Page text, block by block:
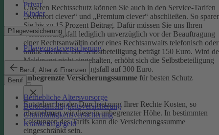
Privat
Kinder
Pflegeversicherung
Pflegezusatzversicherung
Beruf, Alter & Finanzen
Beruf
Betriebliche Altersvorsorge
Berufsunfähigkeitsversicherung
Grundfähigkeitsversicherung
Krankentagegeld
Unseren Rechtsschutz können Sie auch in den Service-Tarifen
„Komfort clever“ und „Premium clever“ abschließen. So
Sie bis zu 15 Prozent Beitrag. Dafür müssen Sie uns Ihren
Versicherungsfall lediglich unverzüglich vor der Beauftragung
einer Rechtsanwältin oder eines Rechtsanwalts telefonisch oder
online melden. Die Selbstbeteiligung beträgt 150 Euro. Wird
Meldeweg nicht eingehalten, erhöht sich die Selbstbeteiligung
für diesen Versicherungsfall auf 300 Euro.
unbegrenzte Versicherungssumme für besten Schutz
Entstehen bei der Durchsetzung Ihrer Rechte Kosten, so
übernehmen wir diese in unbegrenzter Höhe. In bestimmten
Leistungen des Tarifs kann die Versicherungssumme
eingeschränkt sein.